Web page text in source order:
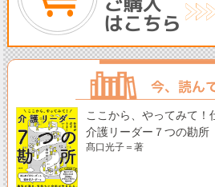
ここから、やってみて
介護リーダー７つの勘所
髙口光子＝著